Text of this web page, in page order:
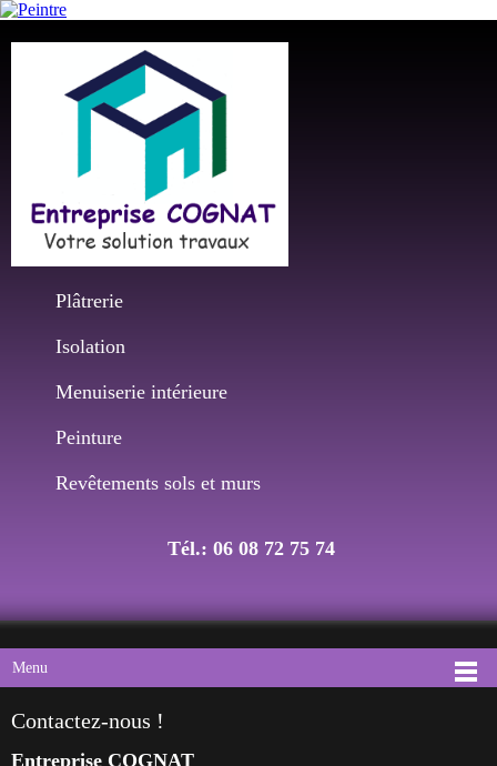
Plâtrerie
Isolation
Menuiserie intérieure
Peinture
Revêtements sols et murs
Tél.: 06 08 72 75 74
Menu
Contactez-nous !
Entreprise COGNAT